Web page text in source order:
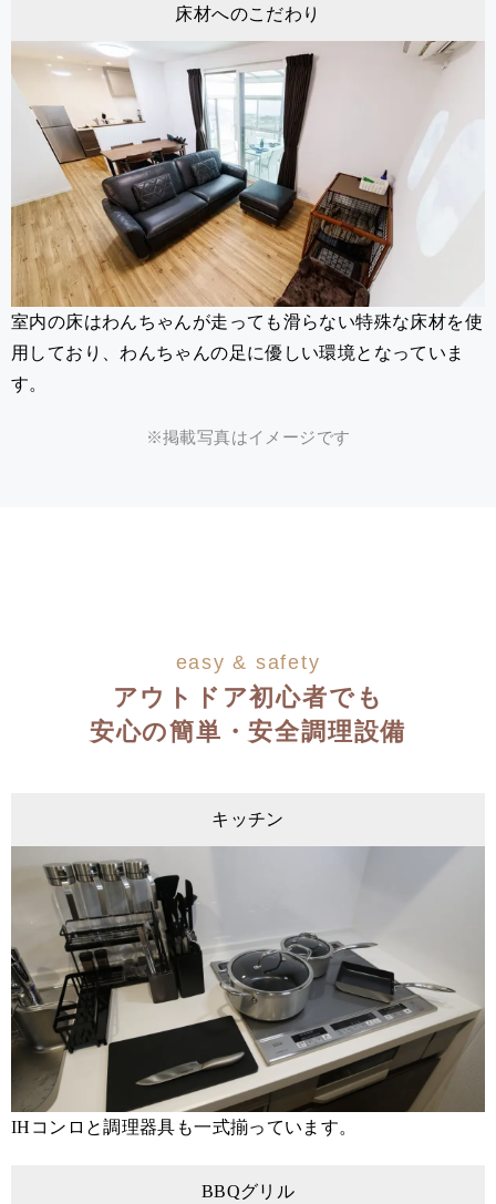
床材へのこだわり
室内の床はわんちゃんが走っても滑らない特殊な床材を使
用しており、わんちゃんの足に優しい環境となっていま
す。
※掲載写真はイメージです
easy & safety
アウトドア初心者でも
安心の簡単・安全調理設備
キッチン
IHコンロと調理器具も一式揃っています。
BBQグリル